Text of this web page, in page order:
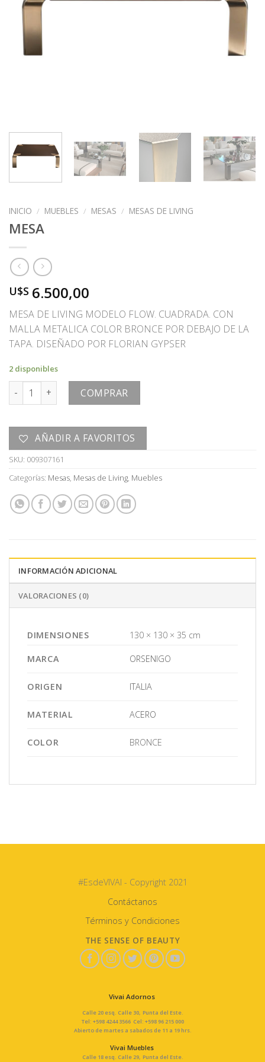
INICIO / MUEBLES / MESAS / MESAS DE LIVING
MESA
U$S 6.500,00
MESA DE LIVING MODELO FLOW. CUADRADA. CON
MALLA METALICA COLOR BRONCE POR DEBAJO DE LA
TAPA. DISEÑADO POR FLORIAN GYPSER
2 disponibles
MESA cantidad COMPRAR
AÑADIR A FAVORITOS
SKU: 009307161
Categorías: Mesas, Mesas de Living, Muebles
INFORMACIÓN ADICIONAL
VALORACIONES (0)
DIMENSIONES 130 × 130 × 35 cm
MARCA ORSENIGO
ORIGEN ITALIA
MATERIAL ACERO
COLOR BRONCE
#EsdeVIVAI - Copyright 2021
Contáctanos
Términos y Condiciones
THE SENSE OF BEAUTY
Vivai Adornos
Calle 20 esq. Calle 30, Punta del Este.
Tel: +598 4244 3566 Cel: +598 96 215 000
Abierto de martes a sabados de 11 a 19 hrs.
Vivai Muebles
Calle 18 esq. Calle 29, Punta del Este.